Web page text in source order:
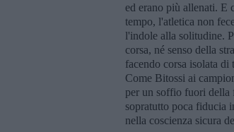
ed erano più allenati. E
tempo, l'atletica non
l'indole alla solitudine.
corsa, né senso della
facendo corsa isolata di
Come Bitossi ai
per un soffio fuori della
sopratutto poca fiducia
nella coscienza sicura